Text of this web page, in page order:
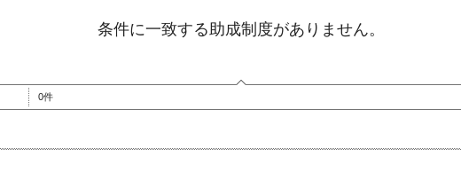
条件に一致する助成制度がありません。
0件